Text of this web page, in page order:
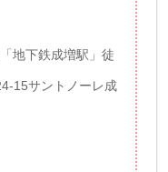
地下鉄成増駅」徒
15サントノーレ成